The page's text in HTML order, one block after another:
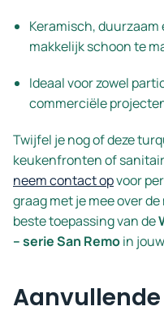
Keramisch,
makkelijk schoon te
Ideaal voor zowel
commerciële
Twijfel je nog of deze
keukenfronten of
neem contact opvoor
graag met je mee over
beste toepassing van de
– serie San Remoin